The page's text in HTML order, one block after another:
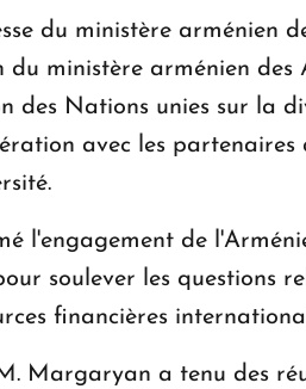
du ministère
ministère arménien
des Nations unies sur la
avec les partenaires
l'engagement de
soulever les questions
financières
Margaryan a tenu des